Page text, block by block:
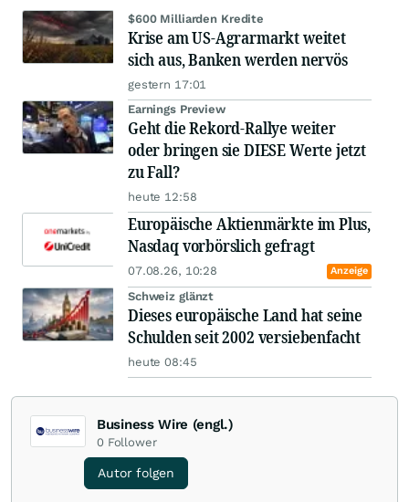
$600 Milliarden Kredite
Krise am US-Agrarmarkt weitet
sich aus, Banken werden nervös
gestern 17:01
Earnings Preview
Geht die Rekord-Rallye weiter
oder bringen sie DIESE Werte jetzt
zu Fall?
heute 12:58
Europäische Aktienmärkte im Plus,
Nasdaq vorbörslich gefragt
07.08.26, 10:28 Anzeige
Schweiz glänzt
Dieses europäische Land hat seine
Schulden seit 2002 versiebenfacht
heute 08:45
Business Wire (engl.)
0 Follower
Autor folgen